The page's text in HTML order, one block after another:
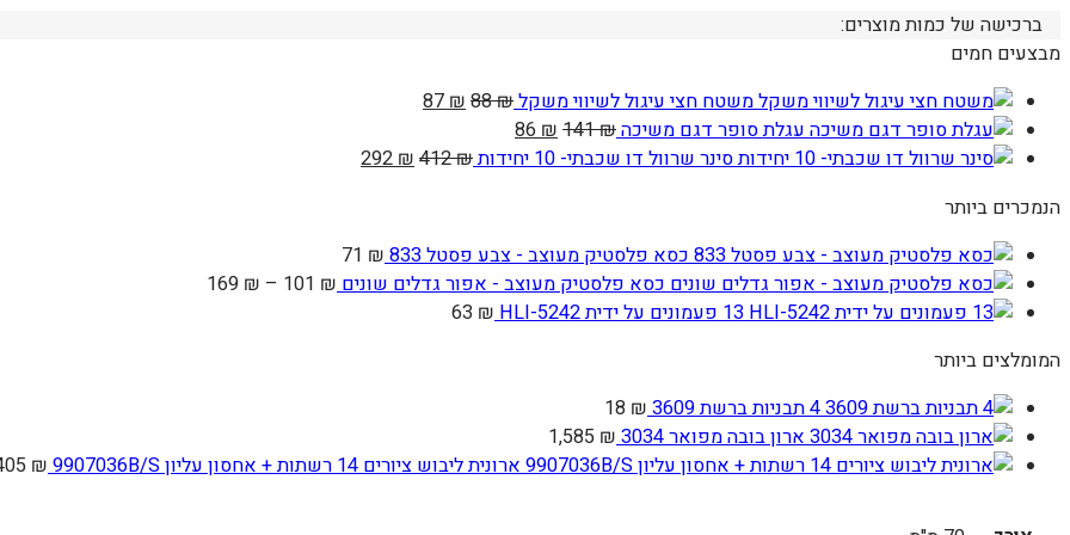
ברכישה של כמות מוצרים:
מבצעים חמים
משטח חצי עיגול לשיווי משקל
88₪
המחיר
היה:
87₪
המחיר
הוא:
עגלת סופר דגם משיכה 141₪
המחיר
המקורי
86₪
המחיר
הנוכחי
סינר שרוול דו שכבתי- 10 יחידות 412₪
המחיר
412 ₪.
292₪
המחיר
292 ₪.
הנמכרים ביותר
כסא פלסטיק מעוצב - צבע פסטל 833
71 ₪
כסא פלסטיק מעוצב - אפור גדלים שונים
101 ₪
–
169 ₪
13 פעמונים על ידית HLI-5242 63 ₪
המומלצים ביותר
4 תבניות ברשת 3609
18 ₪
ארון בובה מפואר 3034
1,585 ₪
ארונית ליבוש ציורים 14 רשתות + אחסון עליון 9907036B/S
₪